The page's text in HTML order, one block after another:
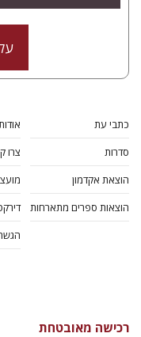
כתבי עת
סדרות
הוצאת אקדמון
הוצאות ספרים מתארחות
צרו
רכישה מאובטחת